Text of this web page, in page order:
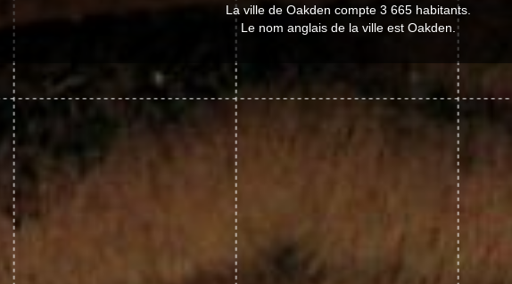
La ville de Oakden compte 3 665 habitants.
Le nom anglais de la ville est Oakden.